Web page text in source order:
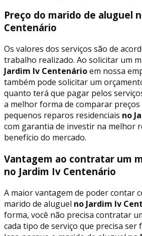
Preço do marido de aluguel
Centenário
Os valores dos serviços são de
trabalho realizado. Ao solicitar um
Jardim Iv Centenárioem nossa
também pode solicitar um
quanto terá que pagar pelos
a melhor forma de comparar
pequenos reparos residenciais no
com garantia de investir na melhor
benefício do mercado.
Vantagem ao contratar um
no Jardim Iv Centenário
A maior vantagem de poder contar
marido de aluguel no Jardim Iv
forma, você não precisa contratar
cada tipo de serviço que precisa ser